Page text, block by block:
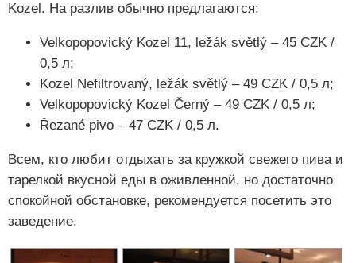
Kozel. На разлив обычно предлагаются:
Velkopopovický Kozel 11, ležák světlý – 45 CZK /
0,5 л;
Kozel Nefiltrovaný, ležák světlý – 49 CZK / 0,5 л;
Velkopopovický Kozel Černý – 49 CZK / 0,5 л;
Řezané pivo – 47 CZK / 0,5 л.
Всем, кто любит отдыхать за кружкой свежего пива и
тарелкой вкусной еды в оживленной, но достаточно
спокойной обстановке, рекомендуется посетить это
заведение.